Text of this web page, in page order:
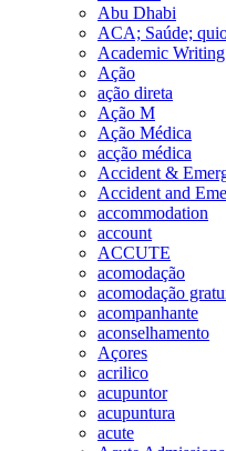
Abu Dhabi
ACA; Saúde;
Academic Writing
Ação
ação direta
Ação M
Ação Médica
acção médica
Accident &
Accident and
accommodation
account
ACCUTE
acomodação
acomodação
acompanhante
aconselhamento
Açores
acrilico
acupuntor
acupuntura
acute